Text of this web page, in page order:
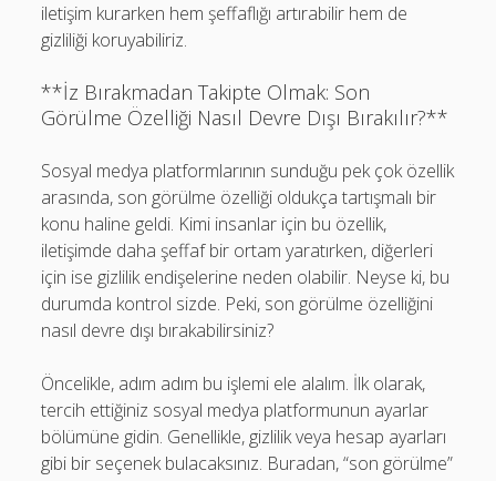
iletişim kurarken hem şeffaflığı artırabilir hem de
gizliliği koruyabiliriz.
**İz Bırakmadan Takipte Olmak: Son
Görülme Özelliği Nasıl Devre Dışı Bırakılır?**
Sosyal medya platformlarının sunduğu pek çok özellik
arasında, son görülme özelliği oldukça tartışmalı bir
konu haline geldi. Kimi insanlar için bu özellik,
iletişimde daha şeffaf bir ortam yaratırken, diğerleri
için ise gizlilik endişelerine neden olabilir. Neyse ki, bu
durumda kontrol sizde. Peki, son görülme özelliğini
nasıl devre dışı bırakabilirsiniz?
Öncelikle, adım adım bu işlemi ele alalım. İlk olarak,
tercih ettiğiniz sosyal medya platformunun ayarlar
bölümüne gidin. Genellikle, gizlilik veya hesap ayarları
gibi bir seçenek bulacaksınız. Buradan, “son görülme”